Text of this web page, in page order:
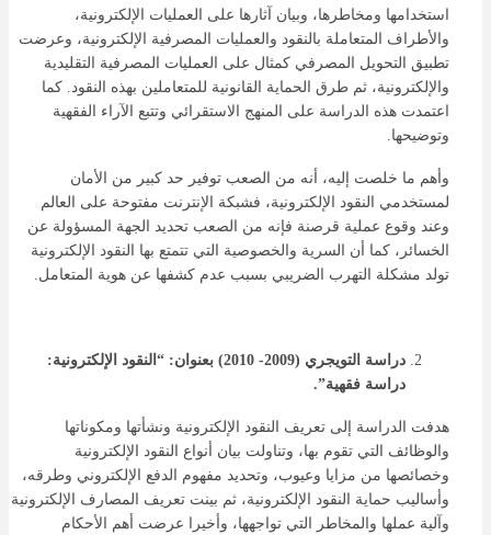
استخدامها ومخاطرها، وبيان آثارها على العمليات الإلكترونية،
والأطراف المتعاملة بالنقود والعمليات المصرفية الإلكترونية، وعرضت
تطبيق التحويل المصرفي كمثال على العمليات المصرفية التقليدية
والإلكترونية، ثم طرق الحماية القانونية للمتعاملين بهذه النقود. كما
اعتمدت هذه الدراسة على المنهج الاستقرائي وتتبع الآراء الفقهية
وتوضيحها.
وأهم ما خلصت إليه، أنه من الصعب توفير حد كبير من الأمان
لمستخدمي النقود الإلكترونية، فشبكة الإنترنت مفتوحة على العالم
وعند وقوع عملية قرصنة فإنه من الصعب تحديد الجهة المسؤولة عن
الخسائر، كما أن السرية والخصوصية التي تتمتع بها النقود الإلكترونية
تولد مشكلة التهرب الضريبي بسبب عدم كشفها عن هوية المتعامل.
دراسة التويجري (2009- 2010) بعنوان: “النقود الإلكترونية:
دراسة فقهية”.
هدفت الدراسة إلى تعريف النقود الإلكترونية ونشأتها ومكوناتها
والوظائف التي تقوم بها، وتناولت بيان أنواع النقود الإلكترونية
وخصائصها من مزايا وعيوب، وتحديد مفهوم الدفع الإلكتروني وطرقه،
وأساليب حماية النقود الإلكترونية، ثم بينت تعريف المصارف الإلكترونية
وآلية عملها والمخاطر التي تواجهها، وأخيرا عرضت أهم الأحكام